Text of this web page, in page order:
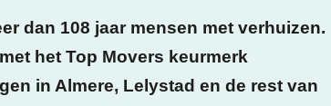
dan 108 jaarmensen met verhuizen.
het Top Movers keurmerk
in Almere, Lelystad en de rest van